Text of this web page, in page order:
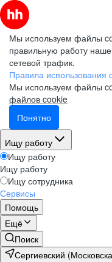
Мы используем файлы
правильную работу
сетевой трафик.
Правила использования
Мы используем файлы
файлов cookie
Понятно
Ищу работу
Ищу работу
Ищу работу
Ищу сотрудника
Сервисы
Помощь
Ещё
Поиск
Сергиевский